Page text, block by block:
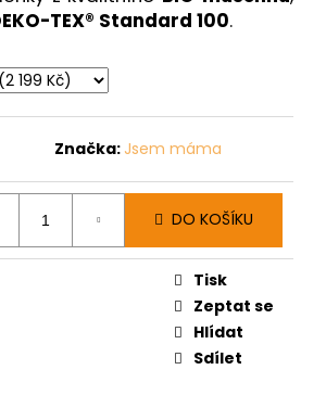
TEX® Standard 100.
Značka: Jsem máma
DO KOŠÍKU
Tisk
Zeptat se
Hlídat
Sdílet